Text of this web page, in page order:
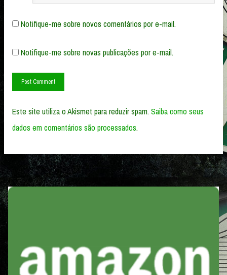
Notifique-me sobre novos comentários por e-mail.
Notifique-me sobre novas publicações por e-mail.
Este site utiliza o Akismet para reduzir spam.Saiba como seus
dados em comentários são processados.